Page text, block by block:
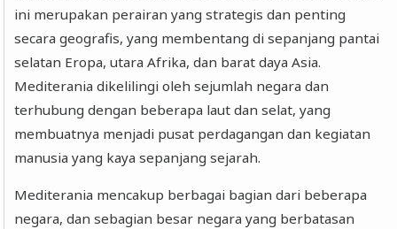
ini merupakan perairan yang strategis dan penting
secara geografis, yang membentang di sepanjang pantai
selatan Eropa, utara Afrika, dan barat daya Asia.
Mediterania dikelilingi oleh sejumlah negara dan
terhubung dengan beberapa laut dan selat, yang
membuatnya menjadi pusat perdagangan dan kegiatan
manusia yang kaya sepanjang sejarah.
Mediterania mencakup berbagai bagian dari beberapa
negara, dan sebagian besar negara yang berbatasan